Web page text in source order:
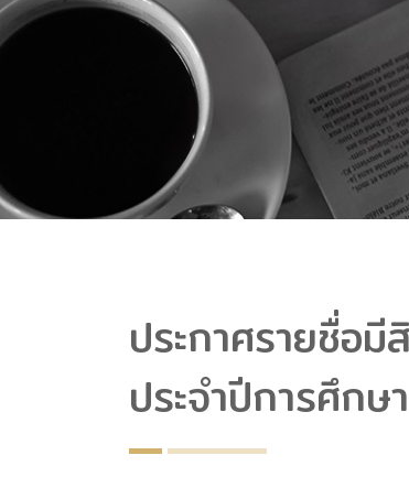
ประกาศรายชื่อ
ประจำปีการศึก